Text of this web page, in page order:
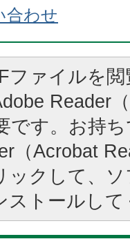
合わせ
ファイルを
Reader
です。お持
（Acrobat
ックして、
ストールし